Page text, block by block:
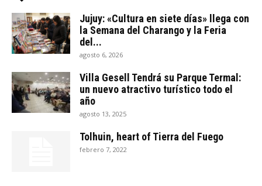
Jujuy: «Cultura en siete días» llega con
la Semana del Charango y la Feria
del...
agosto 6, 2026
Villa Gesell Tendrá su Parque Termal:
un nuevo atractivo turístico todo el
año
agosto 13, 2025
Tolhuin, heart of Tierra del Fuego
febrero 7, 2022